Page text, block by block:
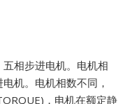
相步进电机。电机相
机。电机相数不同，
，电机在额定静